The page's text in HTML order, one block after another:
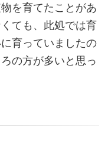
を育てたことがあ
ても、此処では育
育っていましたの
の方が多いと思っ